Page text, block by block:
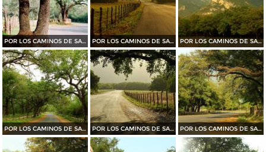
POR LOS CAMINOS DE SANTIAGO POR LOS CAMINOS DE SANTIAGO POR LOS CAMINOS DE SANTIAGO
POR LOS CAMINOS DE SANTIAGO POR LOS CAMINOS DE SANTIAGO POR LOS CAMINOS DE SANTIAGO